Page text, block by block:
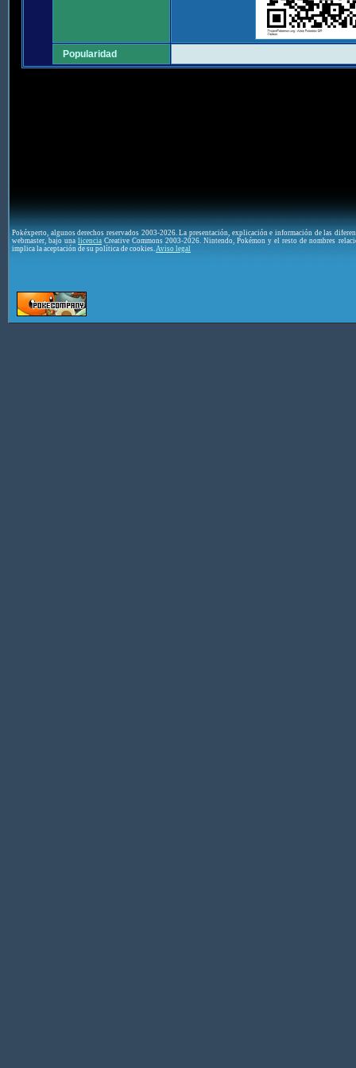
Popularidad
Pokéxperto, algunos derechos reservados 2003-2026. La presentación, explicación e información de las
webmaster, bajo unalicencia Creative Commons 2003-2026. Nintendo, Pokémon y el resto de nombres
implica la aceptación de su política de cookies. Aviso legal